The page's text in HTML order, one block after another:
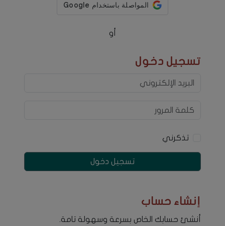
أو
إنشاء حساب
أنشئ حسابك الخاص بسرعة وسهولة تامة.
تسجيل دخول
تذكرني
تسجيل دخول